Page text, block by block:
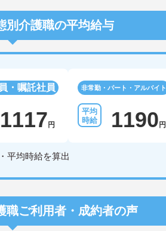
別介護職の平均給与
・嘱託社員
1117円
非常勤・パート・アルバイト
1190円
平均時給を算出
職ご利用者・成約者の声